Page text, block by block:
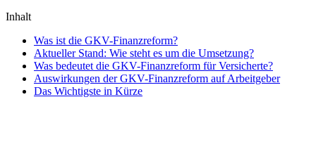
Inhalt
Was ist die GKV-Finanzreform?
Aktueller Stand: Wie steht es um die Umsetzung?
Was bedeutet die GKV-Finanzreform für Versicherte?
Auswirkungen der GKV-Finanzreform auf Arbeitgeber
Das Wichtigste in Kürze